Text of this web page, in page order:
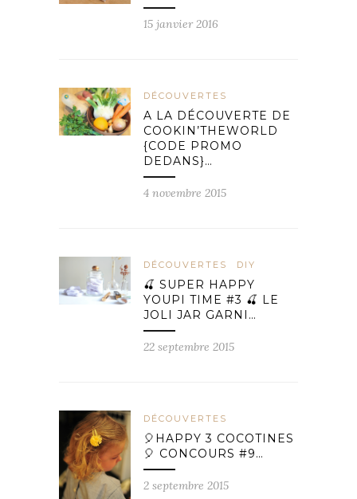
15 janvier 2016
DÉCOUVERTES
A LA DÉCOUVERTE DE
COOKIN’THEWORLD
{CODE PROMO
DEDANS}…
4 novembre 2015
DÉCOUVERTES DIY
🍒 SUPER HAPPY
YOUPI TIME #3 🍒 LE
JOLI JAR GARNI…
22 septembre 2015
DÉCOUVERTES
🎈HAPPY 3 COCOTINES
🎈 CONCOURS #9…
2 septembre 2015